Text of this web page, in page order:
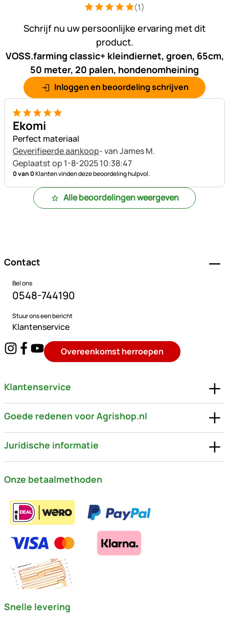
Beoordeling: 5 van 5 (1
1 Bewertung(1)
Schrijf nu uw persoonlijke ervaring met dit
product.
VOSS.farming classic+ kleindiernet, groen, 65cm,
50 meter, 20 palen, hondenomheining
Inloggen en beoordeling schrijven
5 van 5
Ekomi
Perfect materiaal
Geverifieerde aankoop- van James M.
Geplaatst op 1-8-2025 10:38:47
0 van 0Klanten vinden deze beoordeling hulpvol.
Alle beoordelingen weergeven
Contact
Bel ons
0548-744190
Stuur ons een bericht
Klantenservice
Overeenkomst herroepen
Klantenservice
Goede redenen voor Agrishop.nl
Juridische informatie
Onze betaalmethoden
Snelle levering